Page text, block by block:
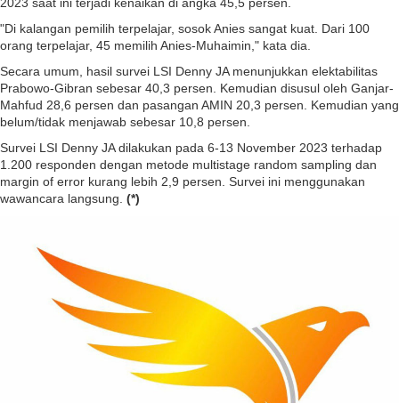
"Di kalangan pemilih terpelajar, sosok Anies sangat kuat. Dari 100
orang terpelajar, 45 memilih Anies-Muhaimin," kata dia.
Secara umum, hasil survei LSI Denny JA menunjukkan elektabilitas
Prabowo-Gibran sebesar 40,3 persen. Kemudian disusul oleh Ganjar-
Mahfud 28,6 persen dan pasangan AMIN 20,3 persen. Kemudian yang
belum/tidak menjawab sebesar 10,8 persen.
Survei LSI Denny JA dilakukan pada 6-13 November 2023 terhadap
1.200 responden dengan metode multistage random sampling dan
margin of error kurang lebih 2,9 persen. Survei ini menggunakan
wawancara langsung. (*)